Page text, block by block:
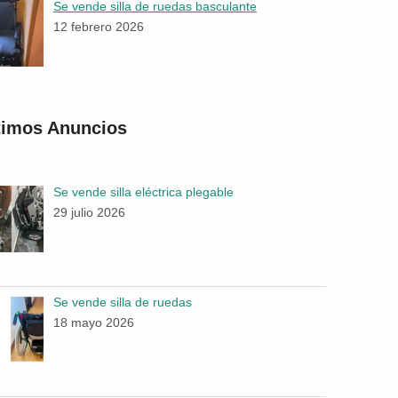
Se vende silla de ruedas basculante
12 febrero 2026
Anuncios
Se vende silla eléctrica plegable
29 julio 2026
Se vende silla de ruedas
18 mayo 2026